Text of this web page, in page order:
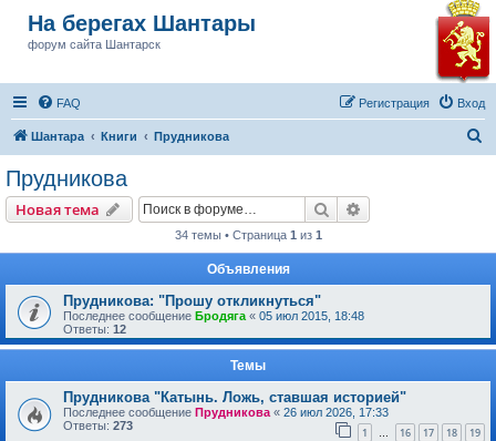
На берегах Шантары
форум сайта Шантарск
FAQ Вход
Регистрация
Шантара Книги Прудникова
Прудникова
Новая тема Поиск
34 темы • Страница 1 из 1
Объявления
Прудникова: "Прошу откликнуться"
Последнее сообщение Бродяга « 05 июл 2015, 18:48
Ответы: 12
Темы
Прудникова "Катынь. Ложь, ставшая историей"
Последнее сообщение Прудникова « 26 июл 2026, 17:33
Ответы: 273 1 … 16 17 18 19